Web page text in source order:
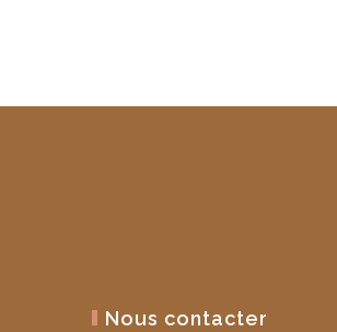
Nous contacter